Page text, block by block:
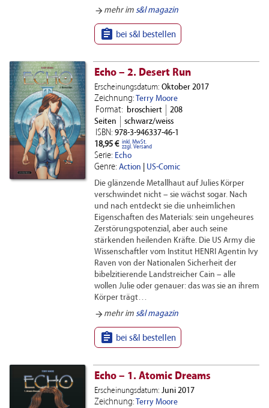
arrow_forward mehr im s&l magazin
 bei s&l bestellen
Echo – 2. Desert Run
Erscheinungsdatum: Oktober 2017
Zeichnung: Terry Moore
Format: broschiert
208
Seiten
schwarz/weiss
ISBN: 978-3-946337-46-1
18,95 € inkl. MwSt.
zzgl. Versand
Serie: Echo
Genre: Action
US-Comic
Die glänzende Metallhaut auf Julies Körper
verschwindet nicht – sie wächst sogar. Nach
und nach entdeckt sie die unheimlichen
Eigenschaften des Materials: sein ungeheures
Zerstörungspotenzial, aber auch seine
stärkenden heilenden Kräfte. Die US Army die
Wissenschaftler vom Institut HENRI Agentin Ivy
Raven von der Nationalen Sicherheit der
bibelzitierende Landstreicher Cain – alle
wollen Julie oder genauer: das was sie an ihrem
Körper trägt…
arrow_forward mehr im s&l magazin
 bei s&l bestellen
Echo – 1. Atomic Dreams
Erscheinungsdatum: Juni 2017
Zeichnung: Terry Moore